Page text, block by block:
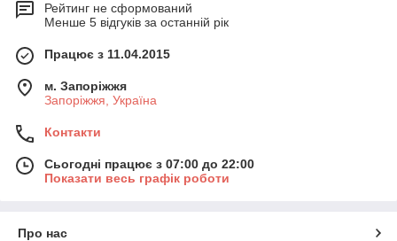
Рейтинг не сформований
Менше 5 відгуків за останній рік
Працює з 11.04.2015
м. Запоріжжя
Запоріжжя, Україна
Контакти
Сьогодні працює з 07:00 до 22:00
Показати весь графік роботи
Про нас